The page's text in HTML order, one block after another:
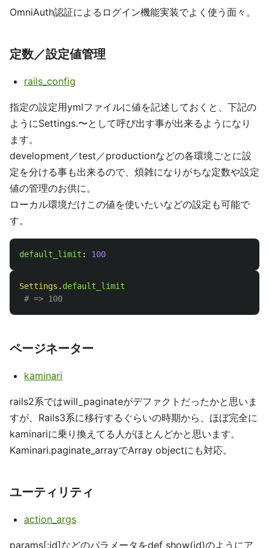
OmniAuth認証によるログイン機能実装でよく使う面々。
定数／設定値管理
rails_config
指定の設定用ymlファイルに値を記述しておくと、下記の
ようにSettings.〜として呼び出す事が出来るようになり
ます。
development／test／productionなどの各環境ごとに設
定を分ける事も出来るので、煩雑になりがちな定数や設定
値の管理のお供に。
ローカル環境だけこの値を使いたいなどの設定も可能で
す。
default_limit : 100
Settings . default_limit
# => 100
ページネーター
kaminari
rails2系ではwill_paginateがデファクトだったかと思いま
すが、Rails3系に移行するぐらいの時期から、ほぼ完全に
kaminariに乗り換えてる人がほとんどかと思います。
Kaminari.paginate_arrayでArray objectにも対応。
ユーティリティ
action_args
params[:id]などのパラメータをdef show(id)のようにア